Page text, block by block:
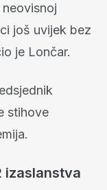
još uvijek bez
je Lončar.
stihove
izaslanstva